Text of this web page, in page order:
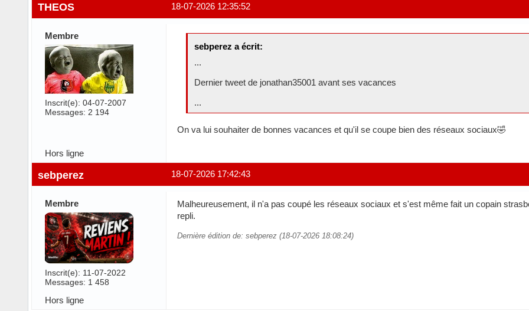
18-07-2026 12:35:52
THEOS
Membre
Inscrit(e): 04-07-2007
Messages: 2 194
sebperez a écrit:
...
Dernier tweet de jonathan35001 avant ses vacances
...
On va lui souhaiter de bonnes vacances et qu'il se coupe bien des réseaux sociaux🤣
Hors ligne
18-07-2026 17:42:43
sebperez
Membre
Inscrit(e): 11-07-2022
Messages: 1 458
Malheureusement, il n'a pas coupé les réseaux sociaux et s'est même fait un copain
repli.
Dernière édition de: sebperez (18-07-2026 18:08:24)
Hors ligne